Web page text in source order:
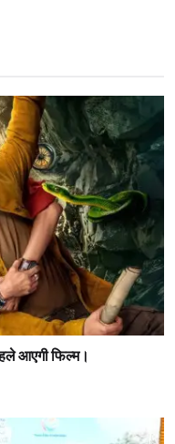
आएगी फिल्म।